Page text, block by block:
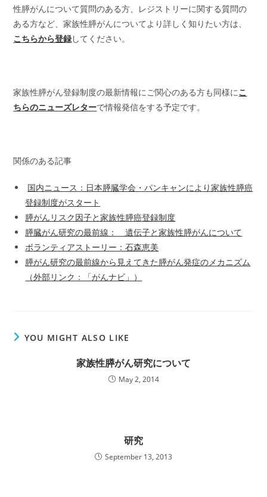
性膵がんについて質問のある方、レジストリーに関する質問の
ある方など、家族性膵がんについてより詳しく知りたい方は、
こちらから登録してください。
家族性膵がん登録制度の最新情報にご関心のある方も同様にこ
ちらのニューズレターで情報発信をする予定です。
関係のある記事
国内ニュース：日本膵臓学会・パンキャンにより家族性膵癌
登録制度がスタート
膵がんリスク因子と家族性膵癌登録制度
膵臓がん研究の最前線： 遺伝子と家族性膵がんについて
ボランティアストーリー：石森恵美
膵がん研究の最前線から見えてきた膵がん発症のメカニズム
（外部リンク：「がんナビ」）
YOU MIGHT ALSO LIKE
家族性膵がん研究について
May 2, 2014
研究
September 13, 2013